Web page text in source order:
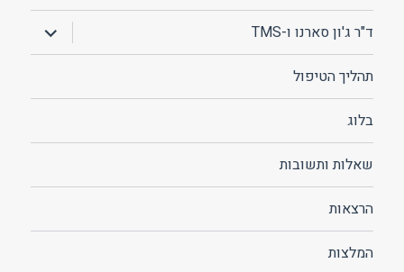
ד"ר ג'ון סארנו ו-TMS הצג
תפריט
תהליך הטיפול
בלוג
שאלות ותשובות
הרצאות
המלצות